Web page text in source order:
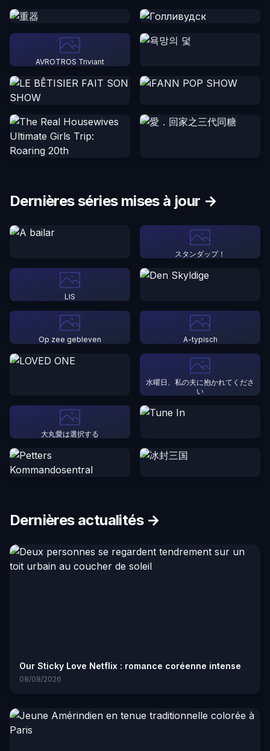
AVROTROS Triviant
Dernières séries mises à jour →
スタンダップ！
LIS
Op zee gebleven A-typisch
水曜日、私の夫に抱かれてくださ
い
大丸愛は選択する
Dernières actualités →
Our Sticky Love Netflix : romance coréenne intense
08/08/2026